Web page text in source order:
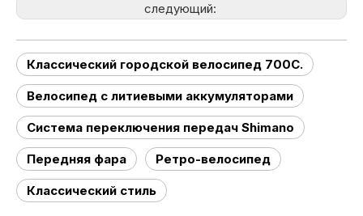
следующий:
Классический городской велосипед 700C.
Велосипед с литиевыми аккумуляторами
Система переключения передач Shimano
Передняя фара Ретро-велосипед
Классический стиль